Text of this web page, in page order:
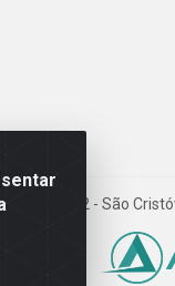
42 - São